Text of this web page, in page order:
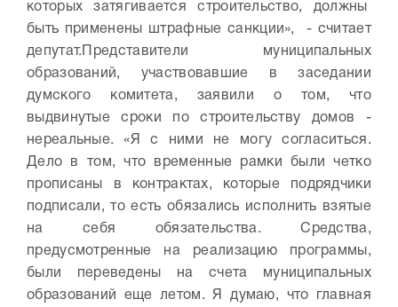
которых затягивается строительство, должны
быть применены штрафные санкции», - считает
депутат.
Представители муниципальных
образований, участвовавшие в заседании
думского комитета, заявили о том, что
выдвинутые сроки по строительству домов -
нереальные. «Я с ними не могу согласиться.
Дело в том, что временные рамки были четко
прописаны в контрактах, которые подрядчики
подписали, то есть обязались исполнить взятые
на себя обязательства. Средства,
предусмотренные на реализацию программы,
были переведены на счета муниципальных
образований еще летом. Я думаю, что главная